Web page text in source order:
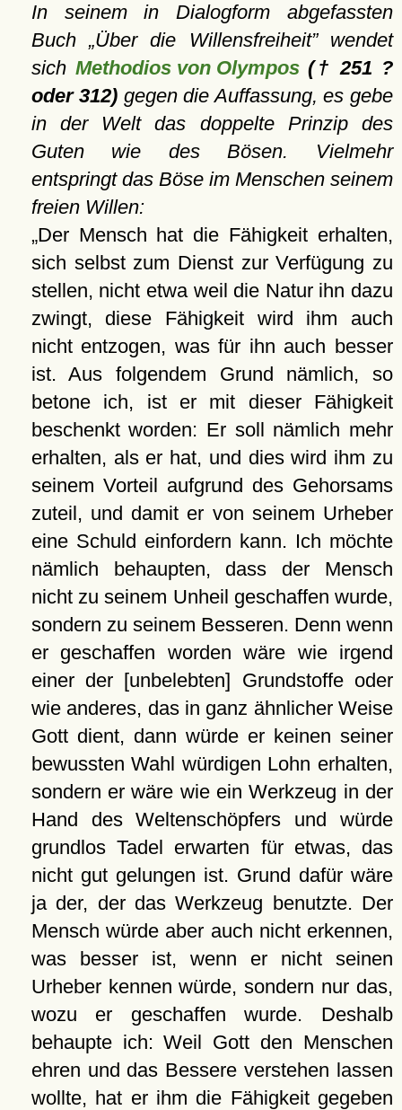
In seinem in Dialogform abgefassten
Buch Über die Willensfreiheit wendet
sich Methodios von Olympos(† 251 ?
oder 312) gegen die Auffassung, es gebe
in der Welt das doppelte Prinzip des
Guten wie des Bösen. Vielmehr
entspringt das Böse im Menschen seinem
freien Willen:
Der Mensch hat die Fähigkeit erhalten,
sich selbst zum Dienst zur Verfügung zu
stellen, nicht etwa weil die Natur ihn dazu
zwingt, diese Fähigkeit wird ihm auch
nicht entzogen, was für ihn auch besser
ist. Aus folgendem Grund nämlich, so
betone ich, ist er mit dieser Fähigkeit
beschenkt worden: Er soll nämlich mehr
erhalten, als er hat, und dies wird ihm zu
seinem Vorteil aufgrund des Gehorsams
zuteil, und damit er von seinem Urheber
eine Schuld einfordern kann. Ich möchte
nämlich behaupten, dass der Mensch
nicht zu seinem Unheil geschaffen wurde,
sondern zu seinem Besseren. Denn wenn
er geschaffen worden wäre wie irgend
einer der [unbelebten] Grundstoffe oder
wie anderes, das in ganz ähnlicher Weise
Gott dient, dann würde er keinen seiner
bewussten Wahl würdigen Lohn erhalten,
sondern er wäre wie ein Werkzeug in der
Hand des Weltenschöpfers und würde
grundlos Tadel erwarten für etwas, das
nicht gut gelungen ist. Grund dafür wäre
ja der, der das Werkzeug benutzte. Der
Mensch würde aber auch nicht erkennen,
was besser ist, wenn er nicht seinen
Urheber kennen würde, sondern nur das,
wozu er geschaffen wurde. Deshalb
behaupte ich: Weil Gott den Menschen
ehren und das Bessere verstehen lassen
wollte, hat er ihm die Fähigkeit gegeben